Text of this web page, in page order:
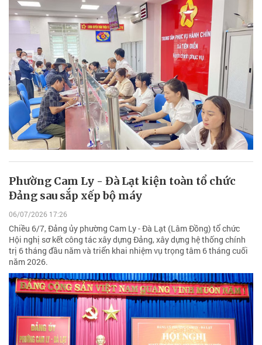
Phường Cam Ly - Đà Lạt kiện toàn tổ chức
Đảng sau sắp xếp bộ máy
06/07/2026 17:26
Chiều 6/7, Đảng ủy phường Cam Ly - Đà Lạt (Lâm Đồng) tổ chức
Hội nghị sơ kết công tác xây dựng Đảng, xây dựng hệ thống chính
trị 6 tháng đầu năm và triển khai nhiệm vụ trọng tâm 6 tháng cuối
năm 2026.